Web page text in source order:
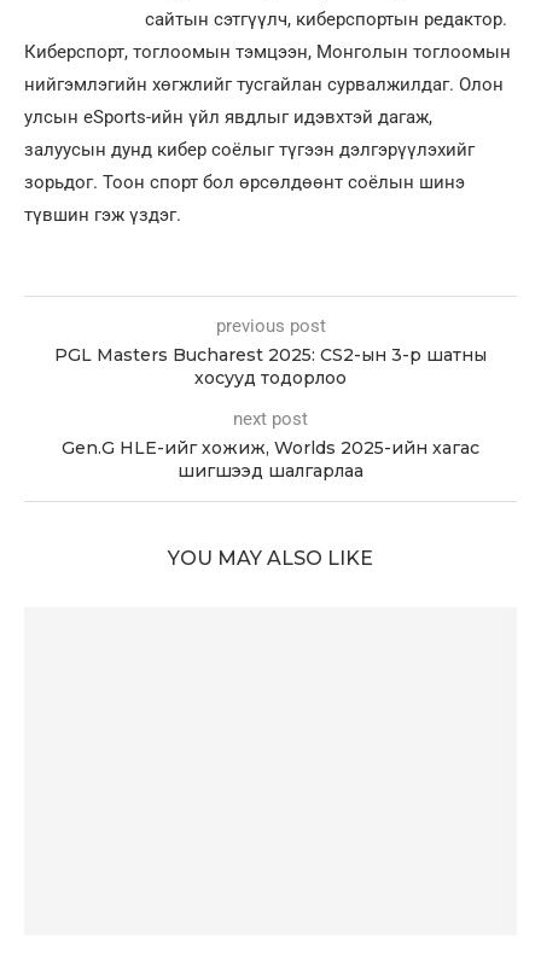
сайтын сэтгүүлч, киберспортын редактор.
Киберспорт, тоглоомын тэмцээн, Монголын тоглоомын
нийгэмлэгийн хөгжлийг тусгайлан сурвалжилдаг. Олон
улсын eSports-ийн үйл явдлыг идэвхтэй дагаж,
залуусын дунд кибер соёлыг түгээн дэлгэрүүлэхийг
зорьдог. Тоон спорт бол өрсөлдөөнт соёлын шинэ
түвшин гэж үздэг.
previous post
PGL Masters Bucharest 2025: CS2-ын 3-р шатны
хосууд тодорлоо
next post
Gen.G HLE-ийг хожиж, Worlds 2025-ийн хагас
шигшээд шалгарлаа
YOU MAY ALSO LIKE